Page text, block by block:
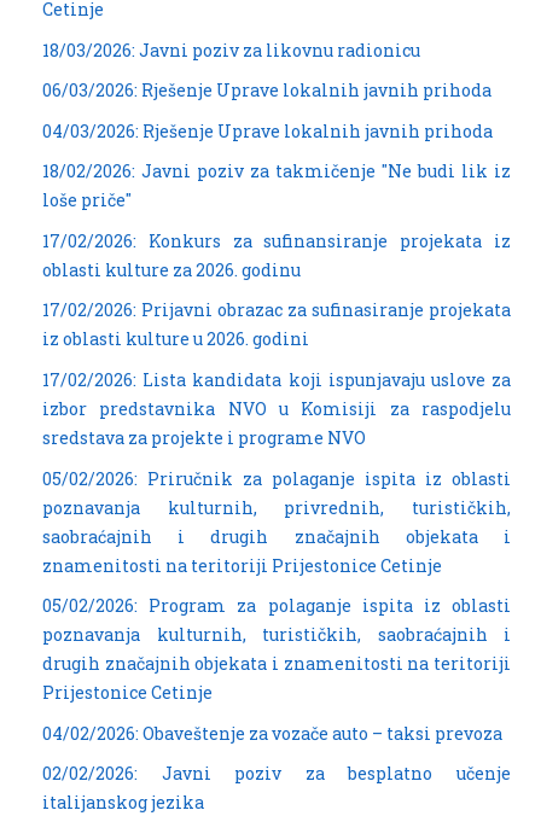
Cetinje
18/03/2026: Javni poziv za likovnu radionicu
06/03/2026: Rješenje Uprave lokalnih javnih prihoda
04/03/2026: Rješenje Uprave lokalnih javnih prihoda
18/02/2026: Javni poziv za takmičenje "Ne budi lik iz
loše priče"
17/02/2026: Konkurs za sufinansiranje projekata iz
oblasti kulture za 2026. godinu
17/02/2026: Prijavni obrazac za sufinasiranje projekata
iz oblasti kulture u 2026. godini
17/02/2026: Lista kandidata koji ispunjavaju uslove za
izbor predstavnika NVO u Komisiji za raspodjelu
sredstava za projekte i programe NVO
05/02/2026: Priručnik za polaganje ispita iz oblasti
poznavanja kulturnih, privrednih, turističkih,
saobraćajnih i drugih značajnih objekata i
znamenitosti na teritoriji Prijestonice Cetinje
05/02/2026: Program za polaganje ispita iz oblasti
poznavanja kulturnih, turističkih, saobraćajnih i
drugih značajnih objekata i znamenitosti na teritoriji
Prijestonice Cetinje
04/02/2026: Obaveštenje za vozače auto – taksi prevoza
02/02/2026: Javni poziv za besplatno učenje
italijanskog jezika